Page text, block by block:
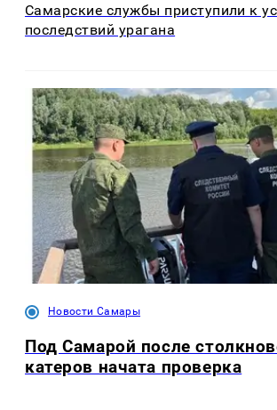
Самарские службы приступили к
последствий урагана
Новости Самары
Под Самарой после
катеров начата проверка